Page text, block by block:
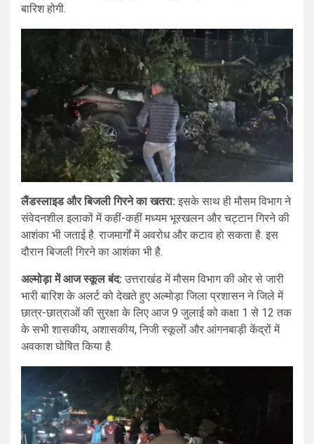
बारिश होगी.
लैंडस्लाइड और बिजली गिरने का खतरा: इसके साथ ही मौसम विभाग ने
संवेदनशील इलाकों में कहीं-कहीं मध्यम भूस्खलन और चट्टान गिरने की
आशंका भी जताई है. राजमार्गों में अवरोध और कटाव हो सकता है. इस
दौरान बिजली गिरने का आशंका भी है.
अल्मोड़ा में आज स्कूल बंद: उत्तराखंड में मौसम विभाग की ओर से जारी
भारी बारिश के अलर्ट को देखते हुए अल्मोड़ा जिला प्रशासन ने जिले में
छात्र-छात्राओं की सुरक्षा के लिए आज 9 जुलाई को कक्षा 1 से 12 तक
के सभी शासकीय, अशासकीय, निजी स्कूलों और आंगनबाड़ी केंद्रों में
अवकाश घोषित किया है.